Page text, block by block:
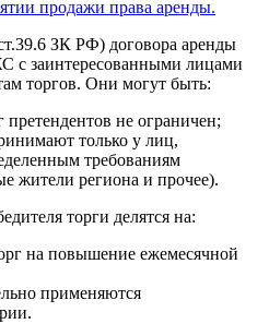
продажи права аренды.
ЗК РФ) договора аренды
с заинтересованными лицами
торгов. Они могут быть:
не ограничен;
только у лиц,
требованиям
жители региона и прочее).
торги делятся на:
на повышение ежемесячной
применяются